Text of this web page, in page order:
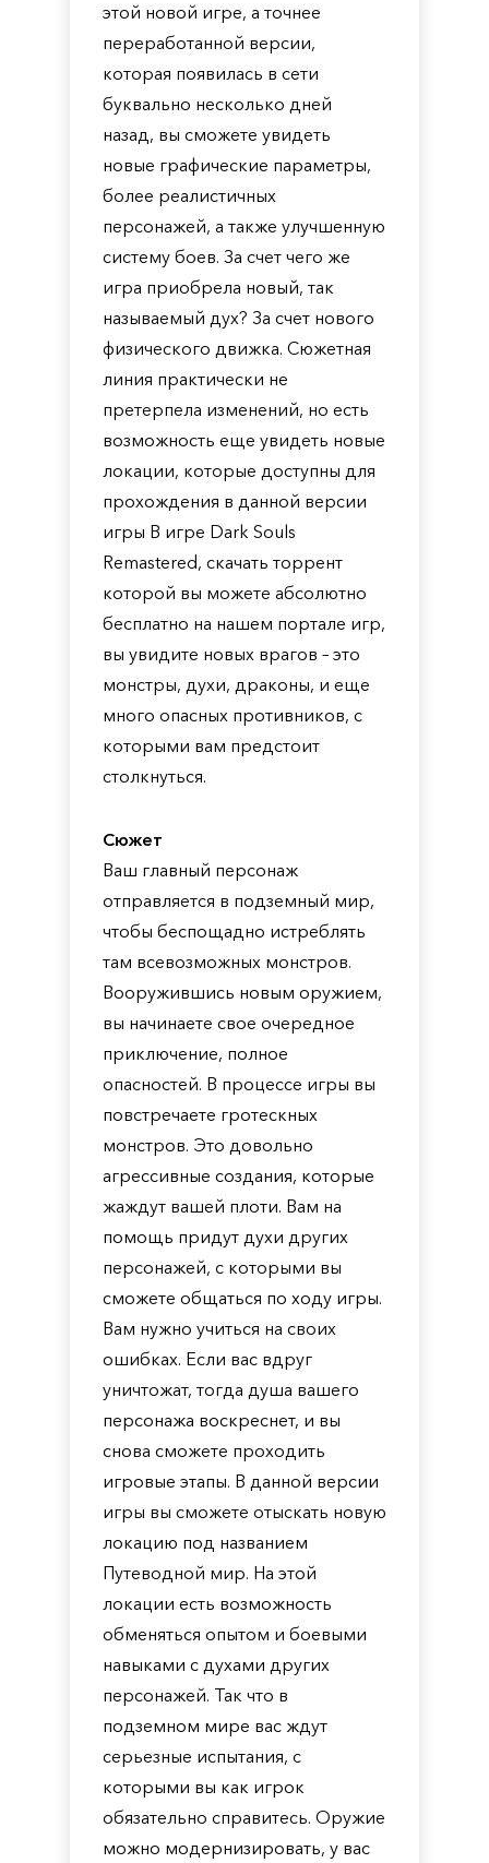
этой новой игре, а точнее
переработанной версии,
которая появилась в сети
буквально несколько дней
назад, вы сможете увидеть
новые графические параметры,
более реалистичных
персонажей, а также улучшенную
систему боев. За счет чего же
игра приобрела новый, так
называемый дух? За счет нового
физического движка. Сюжетная
линия практически не
претерпела изменений, но есть
возможность еще увидеть новые
локации, которые доступны для
прохождения в данной версии
игры В игре Dark Souls
Remastered, скачать торрент
которой вы можете абсолютно
бесплатно на нашем портале игр,
вы увидите новых врагов – это
монстры, духи, драконы, и еще
много опасных противников, с
которыми вам предстоит
столкнуться.
Сюжет
Ваш главный персонаж
отправляется в подземный мир,
чтобы беспощадно истреблять
там всевозможных монстров.
Вооружившись новым оружием,
вы начинаете свое очередное
приключение, полное
опасностей. В процессе игры вы
повстречаете гротескных
монстров. Это довольно
агрессивные создания, которые
жаждут вашей плоти. Вам на
помощь придут духи других
персонажей, с которыми вы
сможете общаться по ходу игры.
Вам нужно учиться на своих
ошибках. Если вас вдруг
уничтожат, тогда душа вашего
персонажа воскреснет, и вы
снова сможете проходить
игровые этапы. В данной версии
игры вы сможете отыскать новую
локацию под названием
Путеводной мир. На этой
локации есть возможность
обменяться опытом и боевыми
навыками с духами других
персонажей. Так что в
подземном мире вас ждут
серьезные испытания, с
которыми вы как игрок
обязательно справитесь. Оружие
можно модернизировать, у вас